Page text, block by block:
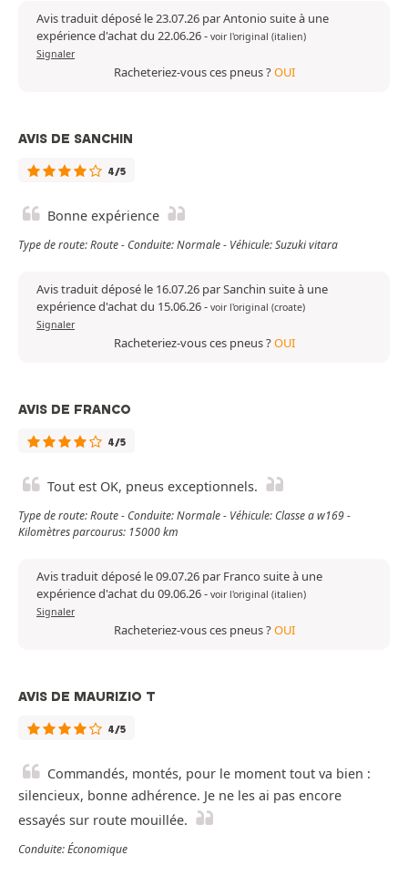
Avis traduit déposé le 23.07.26 par Antonio suite à une
expérience d'achat du 22.06.26- voir l'original (italien)
Signaler
Racheteriez-vous ces pneus ?OUI
AVIS DE SANCHIN
4/5
Bonne expérience
Type de route: Route - Conduite: Normale - Véhicule: Suzuki vitara
Avis traduit déposé le 16.07.26 par Sanchin suite à une
expérience d'achat du 15.06.26- voir l'original (croate)
Signaler
Racheteriez-vous ces pneus ?OUI
AVIS DE FRANCO
4/5
Tout est OK, pneus exceptionnels.
Type de route: Route - Conduite: Normale - Véhicule: Classe a w169 -
Kilomètres parcourus: 15000 km
Avis traduit déposé le 09.07.26 par Franco suite à une
expérience d'achat du 09.06.26- voir l'original (italien)
Signaler
Racheteriez-vous ces pneus ?OUI
AVIS DE MAURIZIO T
4/5
Commandés, montés, pour le moment tout va bien :
silencieux, bonne adhérence. Je ne les ai pas encore
essayés sur route mouillée.
Conduite: Économique